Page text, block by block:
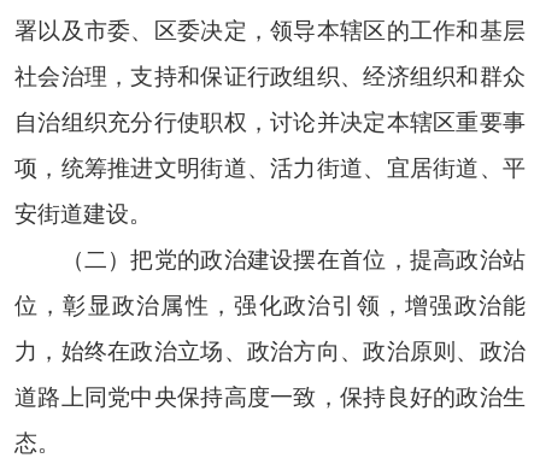
署以及市委、区委决定，领导本辖区的工作和基层
社会治理，支持和保证行政组织、经济组织和群众
自治组织充分行使职权，讨论并决定本辖区重要事
项，统筹推进文明街道、活力街道、宜居街道、平
安街道建设。
（二）把党的政治建设摆在首位，提高政治站
位，彰显政治属性，强化政治引领，增强政治能
力，始终在政治立场、政治方向、政治原则、政治
道路上同党中央保持高度一致，保持良好的政治生
态。